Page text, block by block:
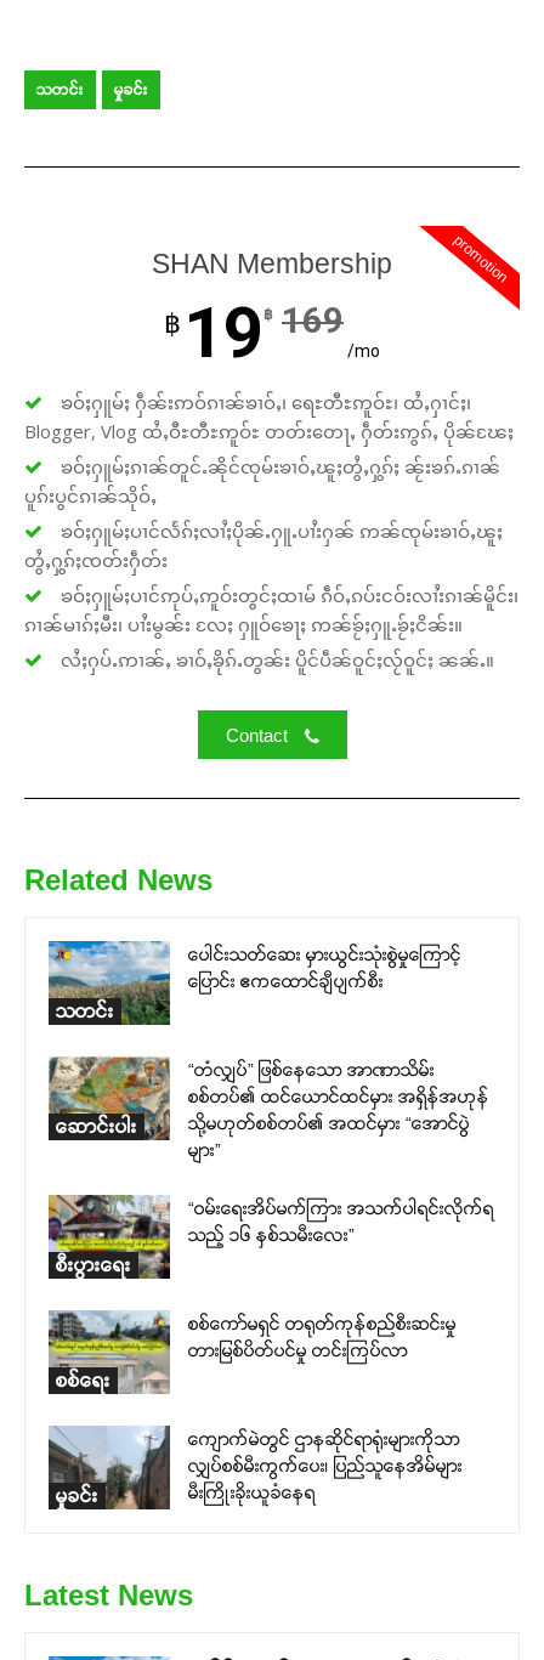
သတင်း မှုခင်း
promotion
SHAN Membership
฿ 19 ฿ 169
/mo
ၶဝ်ႈႁူမ်ႈ ႁဵၼ်းဢဝ်ၵၢၼ်ၶၢဝ်ႇ၊ ရေႊတီႊဢူဝ်ႊ၊ ထႆႇႁၢင်ႈ၊
Blogger, Vlog ထႆႇဝီႊတီႊဢူဝ်ႊ တတ်းတေႃႇ ႁဵတ်းဢွၵ်ႇ ပိုၼ်ၽႄႈ
ၶဝ်ႈႁူမ်ႈၵၢၼ်တူင်ႉၼိုင်ၸုမ်းၶၢဝ်ႇၽူႈတွႆႇႁွၵ်ႈ ၼႂ်းၶၵ်ႉၵၢၼ်
ပူၵ်းပွင်ၵၢၼ်သိုဝ်ႇ
ၶဝ်ႈႁူမ်ႈပၢင်လႅၵ်ႈလၢႆႈပိုၼ်ႉႁူႉပၢႆးႁၼ် ဢၼ်ၸုမ်းၶၢဝ်ႇၽူႈ
တွႆႇႁွၵ်ႈၸတ်းႁဵတ်း
ၶဝ်ႈႁူမ်ႈပၢင်ဢုပ်ႇဢူဝ်းတွင်ႈထၢမ် ၵဵဝ်ႇၵပ်းငဝ်းလၢႆးၵၢၼ်မိူင်း၊
ၵၢၼ်မၢၵ်ႈမီး၊ ပၢႆးမွၼ်း လႄႈ ႁူဝ်ၶေႃႈ ဢၼ်ၶႂ်ႈႁူႉၶႂ်ႈငိၼ်း။
လႆႈႁပ်ႉဢၢၼ်ႇ ၶၢဝ်ႇၶိုၵ်ႉတွၼ်း ပိူင်ပဵၼ်ဝူင်ႈလႂ်ဝူင်ႈ ၼၼ်ႉ။
Contact
Related News
သတင်း
ပေါင်းသတ်ဆေး မှားယွင်းသုံးစွဲမှုကြောင့်
ပြောင်း ဧကထောင်ချီပျက်စီး
ဆောင်းပါး
“တံလျှပ်” ဖြစ်နေသော အာဏာသိမ်း
စစ်တပ်၏ ထင်ယောင်ထင်မှား အရှိန်အဟုန်
သို့မဟုတ်စစ်တပ်၏ အထင်မှား “အောင်ပွဲ
များ”
စီးပွားရေး
“ဝမ်းရေးအိပ်မက်ကြား အသက်ပါရင်းလိုက်ရ
သည့် ၁၆ နှစ်သမီးလေး”
စစ်ရေး
စစ်ကော်မရှင် တရုတ်ကုန်စည်စီးဆင်းမှု
တားမြစ်ပိတ်ပင်မှု တင်းကြပ်လာ
မှုခင်း
ကျောက်မဲတွင် ဌာနဆိုင်ရာရုံးများကိုသာ
လျှပ်စစ်မီးကွက်ပေး၊ ပြည်သူနေအိမ်များ
မီးကြိုးခိုးယူခံနေရ
Latest News